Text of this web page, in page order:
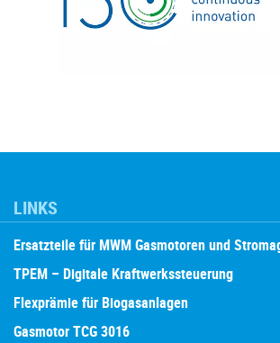
LINKS
Ersatzteile für MWM Gasmotoren und
TPEM – Digitale Kraftwerkssteuerung
Flexprämie für Biogasanlagen
Gasmotor TCG 3016